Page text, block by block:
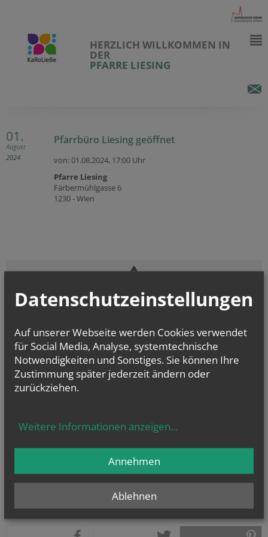
HERZLICH WILLKOMMEN IN
DER
PFARRE LIESING
01.
August
2024
Pfarrbüro Liesing geöffnet
von: 01.08.2024, 17:00 Uhr
Pfarre Liesing
Färbermühlgasse 6
1230 - Wien
Zustimmung erforderlich!
Bitte akzeptieren Sie
Cookies von Google Mapsund
laden Sie die
vorherige
Datenschutzeinstellungen
Auf unserer Webseite werden Cookies verwendet
für Social Media, Analyse, systemtechnische
Notwendigkeiten und Sonstiges. Sie können Ihre
Zustimmung später jederzeit ändern oder
zurückziehen.
Weitere Informationen anzeigen...
Ablehnen
Annehmen